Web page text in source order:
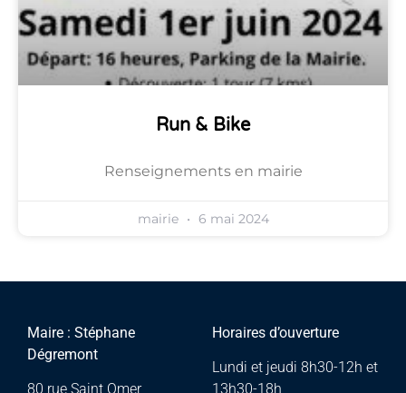
Run & Bike
Renseignements en mairie
mairie 6 mai 2024
Maire : Stéphane
Dégremont
80 rue Saint Omer
Horaires d’ouverture
Lundi et jeudi 8h30-12h et
13h30-18h